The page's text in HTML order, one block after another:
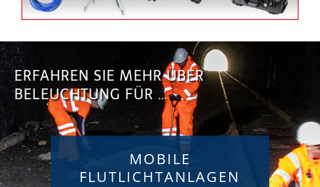
ERFAHREN SIE MEHR ÜBER
BELEUCHTUNG FÜR …
MOBILE
FLUTLICHTANLAGEN